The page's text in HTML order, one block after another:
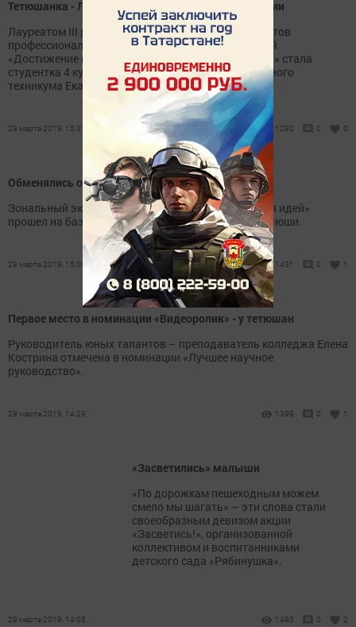
Тетюшанка - Лауреатом III республиканской премии
Лауреатом III республиканской премии для студентов
профессиональных образовательных организаций
«Достижение года – 2018» в номинации «Гран-при» стала
студентка 4 курса Тетюшского сельскохозяйственного
техникума Екатерина Воробьева.
29 марта 2019, 15:31 1292 0 0
Обменялись опытом
Зональный экологический фестиваль «Территория идей»
прошел на базе детского сада «Сказка» города Тетюши.
29 марта 2019, 15:06 1431 0 1
Первое место в номинации «Видеоролик» - у тетюшан
Руководитель юных талантов – преподаватель колледжа Елена
Кострина отмечена в номинации «Лучшее научное
руководство».
29 марта 2019, 14:29 1399 0 1
«Засветились» малыши
«По дорожкам пешеходным можем
смело мы шагать» – эти слова стали
своеобразным девизом акции
«Засветись!», организованной
коллективом и воспитанниками
детского сада «Рябинушка».
29 марта 2019, 14:03 1493 0 2